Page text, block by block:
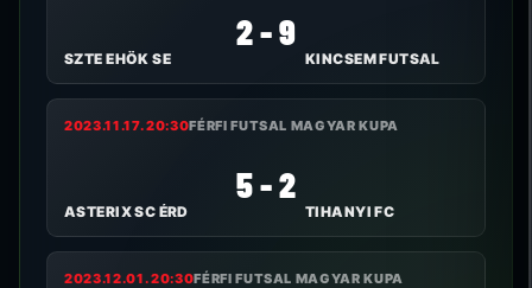
SZTE EHÖK SE
2 - 9
KINCSEM FUTSAL
2023.11.17. 20:30FÉRFI FUTSAL MAGYAR KUPA
ASTERIX SC ÉRD
5 - 2
TIHANYI FC
2023.12.01. 20:30FÉRFI FUTSAL MAGYAR KUPA